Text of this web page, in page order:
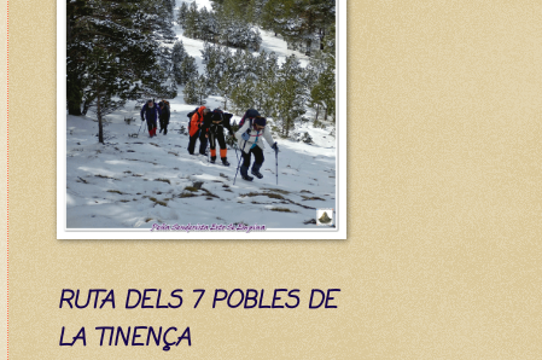
RUTA DELS 7 POBLES DE
LA TINENÇA